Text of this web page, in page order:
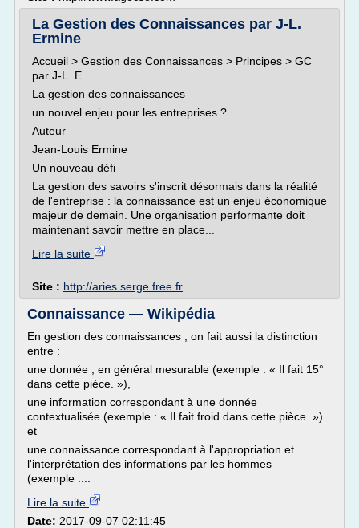
La Gestion des Connaissances par J-L.
Ermine
Accueil > Gestion des Connaissances > Principes > GC
par J-L. E.
La gestion des connaissances
un nouvel enjeu pour les entreprises ?
Auteur
Jean-Louis Ermine
Un nouveau défi
La gestion des savoirs s'inscrit désormais dans la réalité
de l'entreprise : la connaissance est un enjeu économique
majeur de demain. Une organisation performante doit
maintenant savoir mettre en place...
Lire la suite
Site : http://aries.serge.free.fr
Connaissance — Wikipédia
En gestion des connaissances , on fait aussi la distinction
entre :
une donnée , en général mesurable (exemple : « Il fait 15°
dans cette pièce. »),
une information correspondant à une donnée
contextualisée (exemple : « Il fait froid dans cette pièce. »)
et
une connaissance correspondant à l'appropriation et
l'interprétation des informations par les hommes
(exemple :...
Lire la suite
Date: 2017-09-07 02:11:45